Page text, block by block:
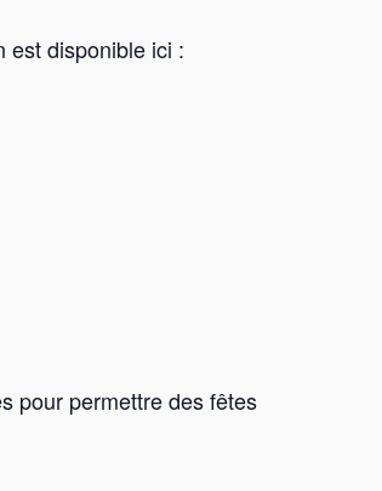
est disponible ici :
pour permettre des fêtes